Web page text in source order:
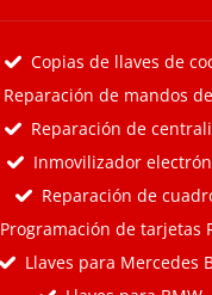
Copias de llaves de
Reparación de mandos
Reparación de
Inmovilizador
Reparación de
Programación de tarjetas
Llaves para Mercedes